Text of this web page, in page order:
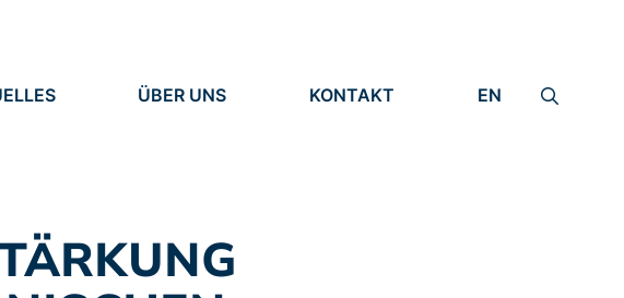
ÜBER UNS KONTAKT EN